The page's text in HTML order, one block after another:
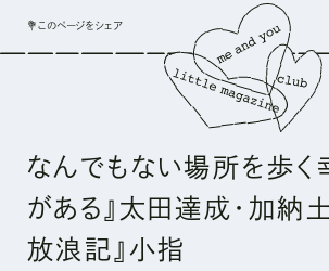
💐このページをシェア
なんでもない場所を歩く
がある』太田達成・加納
放浪記』小指